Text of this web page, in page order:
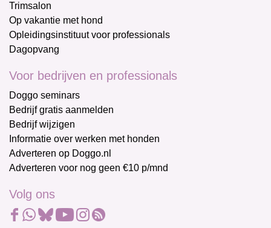
Trimsalon
Op vakantie met hond
Opleidingsinstituut voor professionals
Dagopvang
Voor bedrijven en professionals
Doggo seminars
Bedrijf gratis aanmelden
Bedrijf wijzigen
Informatie over werken met honden
Adverteren op Doggo.nl
Adverteren voor nog geen €10 p/mnd
Volg ons